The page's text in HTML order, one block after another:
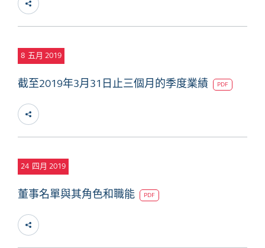
8 五月 2019
截至2019年3月31日止三個月的季度業績 PDF
24 四月 2019
董事名單與其角色和職能 PDF